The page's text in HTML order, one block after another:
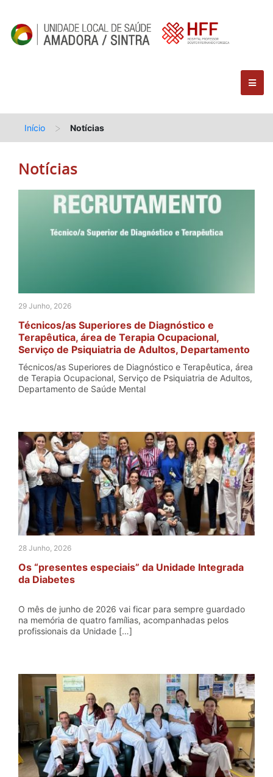
Início > Notícias
Notícias
29 Junho, 2026
Técnicos/as Superiores de Diagnóstico e
Terapêutica, área de Terapia Ocupacional,
Serviço de Psiquiatria de Adultos, Departamento
de Saúde Mental
Técnicos/as Superiores de Diagnóstico e Terapêutica, área
de Terapia Ocupacional, Serviço de Psiquiatria de Adultos,
Departamento de Saúde Mental
28 Junho, 2026
Os “presentes especiais” da Unidade Integrada
da Diabetes
O mês de junho de 2026 vai ficar para sempre guardado
na memória de quatro famílias, acompanhadas pelos
profissionais da Unidade […]